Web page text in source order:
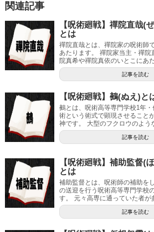
関連記事
【呪術廻戦】禪院直哉(
とは
禪院直哉とは、禪院家の呪術師
あたります。 禪院家当主・禪院
院真希や禪院真依のいとこにあ
記事を読む
【呪術廻戦】鵺(ぬえ)と
鵺とは、呪術高等専門学校1年
術という術式で顕現させること
神です。 大型のフクロウのよう
記事を読む
【呪術廻戦】補助監督(
とは
補助監督とは、呪術師の補助を
の送迎を行う呪術高等専門学校
す。 元々高専に通っていた者が
記事を読む